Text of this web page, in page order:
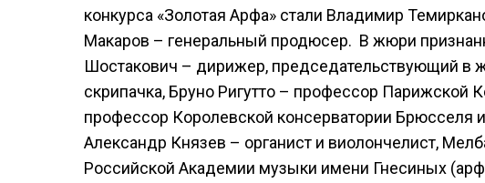
конкурса «Золотая Арфа» стали Владимир
Макаров – генеральный продюсер. В жюри
Шостакович – дирижер, председательствующий в
скрипачка, Бруно Ригутто – профессор Парижской
профессор Королевской консерватории Брюсселя
Александр Князев – органист и виолончелист,
Российской Академии музыки имени Гнесиных